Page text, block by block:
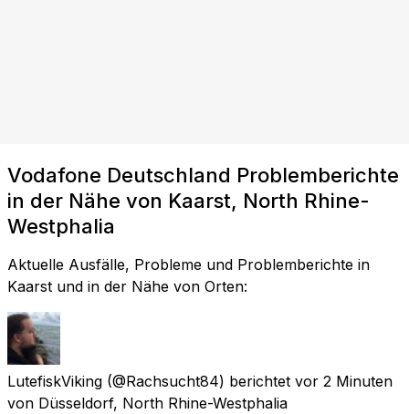
Vodafone Deutschland Problemberichte
in der Nähe von Kaarst, North Rhine-
Westphalia
Aktuelle Ausfälle, Probleme und Problemberichte in
Kaarst und in der Nähe von Orten:
LutefiskViking (@Rachsucht84) berichtet vor 2 Minuten
von Düsseldorf, North Rhine-Westphalia